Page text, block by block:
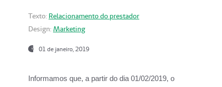
Texto: Relacionamento do prestador
Design: Marketing
01 de janeiro, 2019
Informamos que, a partir do dia 01/02/2019, o